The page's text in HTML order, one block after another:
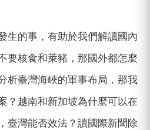
生的事，有助於我們解讀國內
要核食和萊豬，那國外都怎麼
析臺灣海峽的軍事布局，那我
？越南和新加坡為什麼可以在
臺灣能否效法？讀國際新聞除